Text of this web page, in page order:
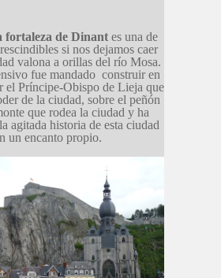
fortaleza de Dinant es una de
si nos dejamos caer
valona a orillas del río Mosa.
fue mandado construir en
el Príncipe-Obispo de Lieja que
de la ciudad, sobre el peñón
que rodea la ciudad y ha
agitada historia de esta ciudad
un encanto propio.